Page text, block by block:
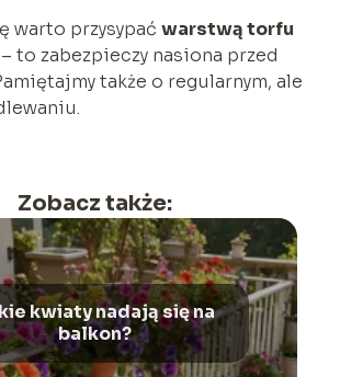
warto przysypać warstwą torfu
– to zabezpieczy nasiona przed
także o regularnym, ale
Zobacz także:
kwiaty nadają się na
balkon?